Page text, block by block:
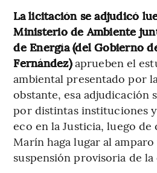
La licitación se adjudicó
Ministerio de Ambiente
de Energía (del Gobierno
Fernández)aprueben el
ambiental presentado por
obstante, esa adjudicación
por distintas instituciones
eco en la Justicia, luego de
Marín haga lugar al
suspensión provisoria de